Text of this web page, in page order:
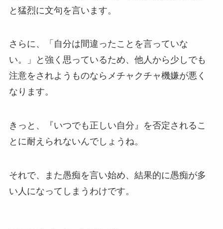
と猛烈に文句を言います。
さらに、「自分は間違ったことを言っていな
い。」と強く思っているため、他人から少しでも
注意をされようものならメチャクチャ機嫌が悪く
なります。
きっと、『いつでも正しい自分』を否定されるこ
とに耐えられないんでしょうね。
それで、また愚痴を言い始め、結果的に愚痴が多
い人になってしまうわけです。